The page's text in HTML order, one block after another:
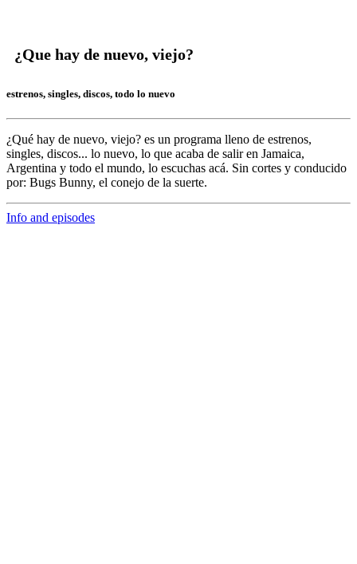
¿Que hay de nuevo, viejo?
estrenos, singles, discos, todo lo nuevo
¿Qué hay de nuevo, viejo? es un programa lleno de estrenos,
singles, discos... lo nuevo, lo que acaba de salir en Jamaica,
Argentina y todo el mundo, lo escuchas acá. Sin cortes y conducido
por: Bugs Bunny, el conejo de la suerte.
Info and episodes